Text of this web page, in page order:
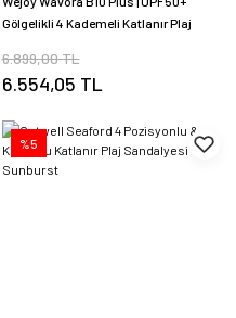
Gölgelikli 4 Kademeli Katlanır Plaj
6.899,00 TL
6.554,05 TL
%5